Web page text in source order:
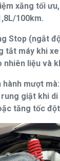
xăng tối
100km.
Stop (ngắt
tắt máy khi
nhiên liệu và
hành mượt
giật khi di
tăng tốc